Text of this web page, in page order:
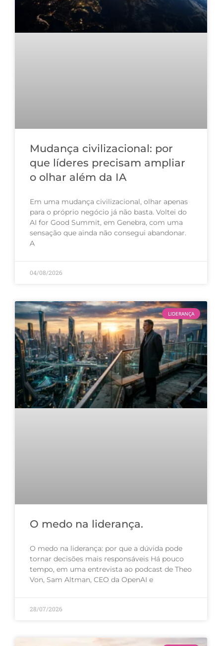
Mudança civilizacional: por
que líderes precisam ampliar
o olhar além da IA
Em uma mudança civilizacional, olhar apenas
para o próprio negócio já não basta. Voltei do
AI for Good Summit, em Genebra, com uma
sensação que ainda não consegui abandonar.
A
04/08/2026
LIDERANÇA
O medo na liderança.
O medo na liderança: por que a dúvida pode
tornar decisões mais responsáveis Há pouco
tempo, em uma entrevista ao podcast de Theo
Von, Sam Altman, CEO da OpenAI e
28/07/2026